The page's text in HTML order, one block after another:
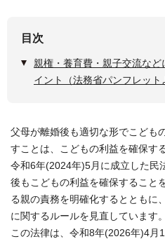
目次
親権・養育費・親子交流な
イント（法務省パンフレット
父母が離婚後も適切な形でこども
すことは、こどもの利益を確保す
令和6年(2024年)5月に成立した民
後もこどもの利益を確保すること
る親の責務を明確化するとともに
に関するルールを見直しています。
この法律は、令和8年(2026年)4月1